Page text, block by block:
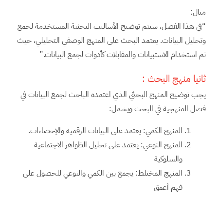
مثال:
“في هذا الفصل، سيتم توضيح الأساليب البحثية المستخدمة لجمع
وتحليل البيانات. يعتمد البحث على المنهج الوصفي التحليلي، حيث
تم استخدام الاستبيانات والمقابلات كأدوات لجمع البيانات.”
ثانيا منهج البحث :
يجب توضيح المنهج البحثي الذي اعتمده الباحث لجمع البيانات في
فصل المنهجية في البحث ويشمل:
المنهج الكمي: يعتمد على البيانات الرقمية والإحصاءات.
المنهج النوعي: يعتمد على تحليل الظواهر الاجتماعية
والسلوكية
المنهج المختلط: يجمع بين الكمي والنوعي للحصول على
فهم أعمق